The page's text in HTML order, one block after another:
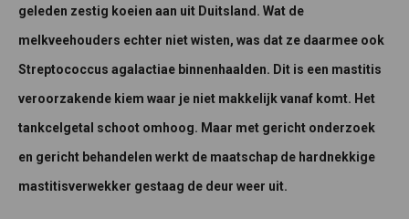
geleden zestig koeien aan uit Duitsland. Wat de
melkveehouders echter niet wisten, was dat ze daarmee ook
Streptococcus agalactiae binnenhaalden. Dit is een mastitis
veroorzakende kiem waar je niet makkelijk vanaf komt. Het
tankcelgetal schoot omhoog. Maar met gericht onderzoek
en gericht behandelen werkt de maatschap de hardnekkige
mastitisverwekker gestaag de deur weer uit.